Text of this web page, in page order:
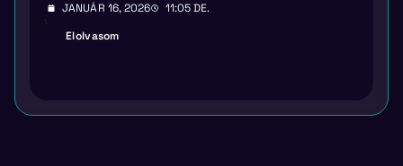
JANUÁR 16, 2026
11:05 DE.
Elolvasom